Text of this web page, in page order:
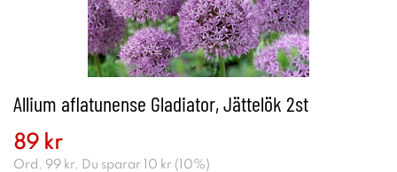
Allium aflatunense Gladiator, Jättelök 2st
89 kr
Ord. 99 kr. Du sparar 10 kr ( 10%)